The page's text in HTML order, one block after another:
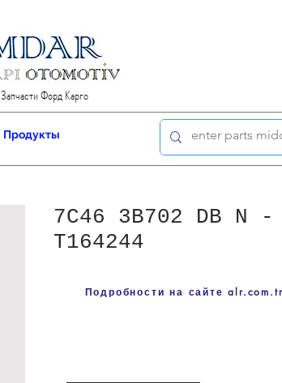
Запчасти Форд Карго
Продукты
7C46 3B702 DB N -
T164244
Подробности на сайте